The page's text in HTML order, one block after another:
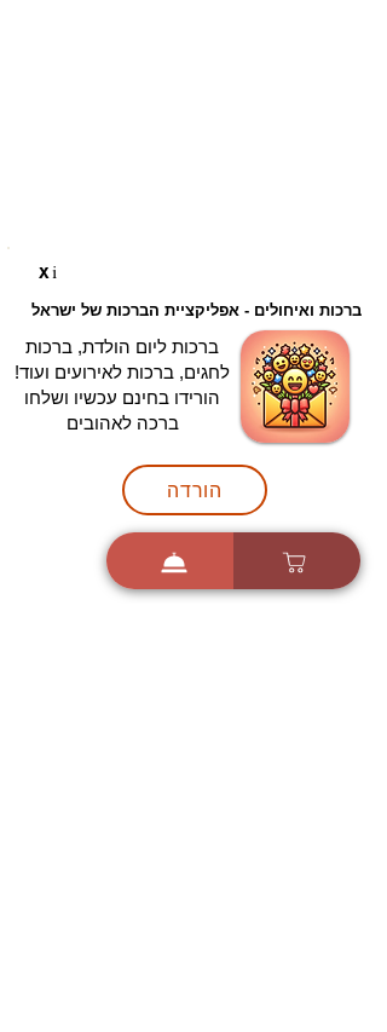
Xi
ברכות ואיחולים - אפליקציית הברכות של ישראל
ברכות ליום הולדת, ברכות
לחגים, ברכות לאירועים ועוד!
הורידו בחינם עכשיו ושלחו
ברכה לאהובים
הורדה